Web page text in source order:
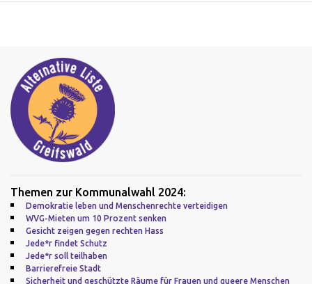
Themen zur Kommunalwahl 2024:
Demokratie leben und Menschenrechte verteidigen
WVG-Mieten um 10 Prozent senken
Gesicht zeigen gegen rechten Hass
Jede*r findet Schutz
Jede*r soll teilhaben
Barrierefreie Stadt
Sicherheit und geschützte Räume für Frauen und queere Menschen